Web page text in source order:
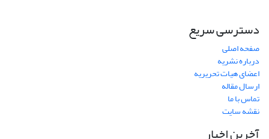
دسترسی سریع
صفحه اصلی
درباره نشریه
اعضای هیات تحریریه
ارسال مقاله
تماس با ما
نقشه سایت
آخرین اخبار